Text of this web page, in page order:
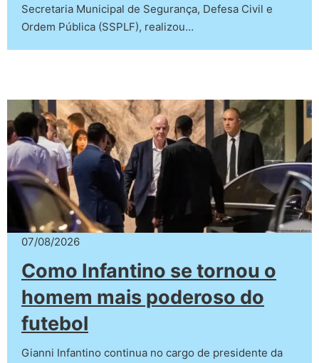
Secretaria Municipal de Segurança, Defesa Civil e
Ordem Pública (SSPLF), realizou…
07/08/2026
Como Infantino se tornou o
homem mais poderoso do
futebol
Gianni Infantino continua no cargo de presidente da